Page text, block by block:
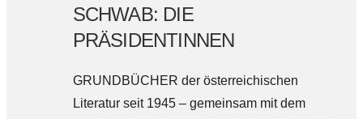
SCHWAB: DIE
PRÄSIDENTINNEN
GRUNDBÜCHER der österreichischen
Literatur seit 1945 – gemeinsam mit dem